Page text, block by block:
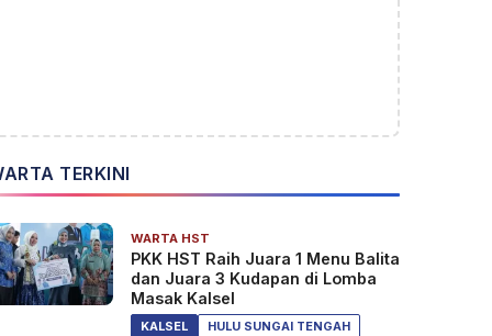
TERKINI
WARTA HST
PKK HST Raih Juara 1 Menu Balita
dan Juara 3 Kudapan di Lomba
Masak Kalsel
KALSEL
HULU SUNGAI TENGAH